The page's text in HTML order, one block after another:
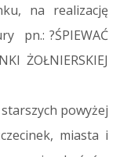
na realizację
pn.: ?ŚPIEWAĆ
ŻOŁNIERSKIEJ
powyżej
miasta i